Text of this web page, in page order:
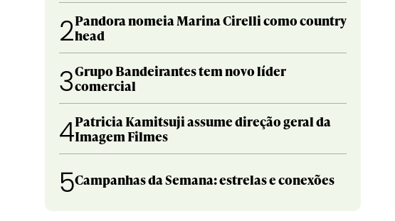
2Pandora nomeia Marina Cirelli como country
head
3Grupo Bandeirantes tem novo líder
comercial
4Patricia Kamitsuji assume direção geral da
Imagem Filmes
5Campanhas da Semana: estrelas e conexões